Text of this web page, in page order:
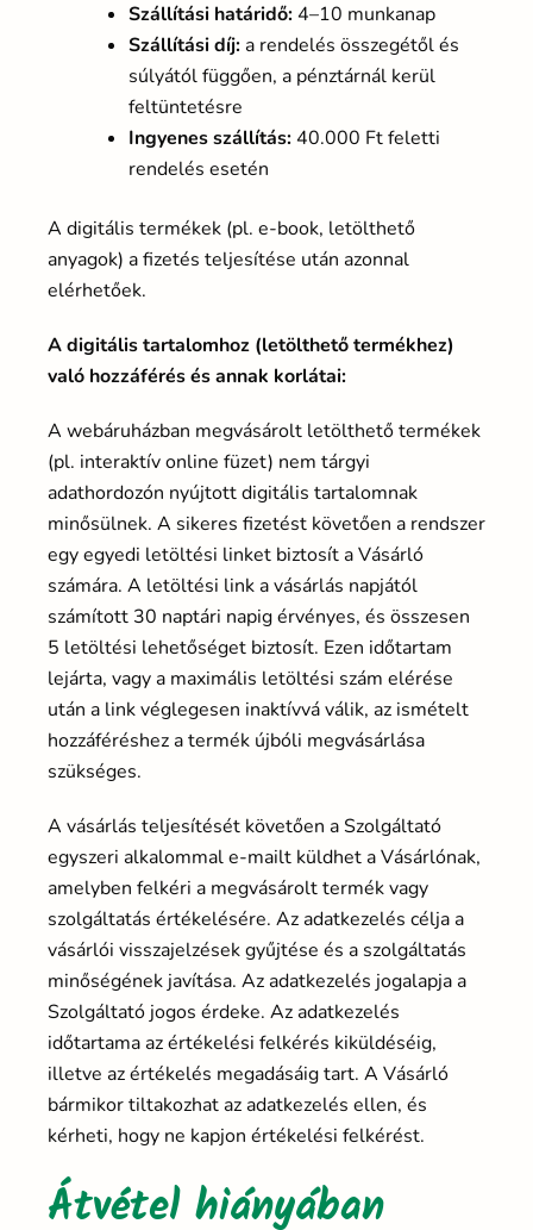
Szállítási határidő:4–10 munkanap
Szállítási díj:a rendelés összegétől és
súlyától függően, a pénztárnál kerül
feltüntetésre
Ingyenes szállítás:40.000 Ft feletti
rendelés esetén
A digitális termékek (pl. e-book, letölthető
anyagok) a fizetés teljesítése után azonnal
elérhetőek.
A digitális tartalomhoz (letölthető termékhez)
való hozzáférés és annak korlátai:
A webáruházban megvásárolt letölthető termékek
(pl. interaktív online füzet) nem tárgyi
adathordozón nyújtott digitális tartalomnak
minősülnek. A sikeres fizetést követően a rendszer
egy egyedi letöltési linket biztosít a Vásárló
számára. A letöltési link a vásárlás napjától
számított 30 naptári napig érvényes, és összesen
5 letöltési lehetőséget biztosít. Ezen időtartam
lejárta, vagy a maximális letöltési szám elérése
után a link véglegesen inaktívvá válik, az ismételt
hozzáféréshez a termék újbóli megvásárlása
szükséges.
A vásárlás teljesítését követően a Szolgáltató
egyszeri alkalommal e-mailt küldhet a Vásárlónak,
amelyben felkéri a megvásárolt termék vagy
szolgáltatás értékelésére. Az adatkezelés célja a
vásárlói visszajelzések gyűjtése és a szolgáltatás
minőségének javítása. Az adatkezelés jogalapja a
Szolgáltató jogos érdeke. Az adatkezelés
időtartama az értékelési felkérés kiküldéséig,
illetve az értékelés megadásáig tart. A Vásárló
bármikor tiltakozhat az adatkezelés ellen, és
kérheti, hogy ne kapjon értékelési felkérést.
Átvétel hiányában